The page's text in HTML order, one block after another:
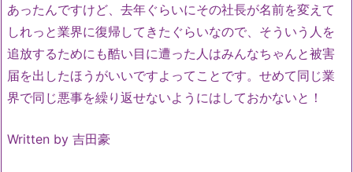
あったんですけど、去年ぐらいにその社長が名前を変えて
しれっと業界に復帰してきたぐらいなので、そういう人を
追放するためにも酷い目に遭った人はみんなちゃんと被害
届を出したほうがいいですよってことです。せめて同じ業
界で同じ悪事を繰り返せないようにはしておかないと！
Written by 吉田豪